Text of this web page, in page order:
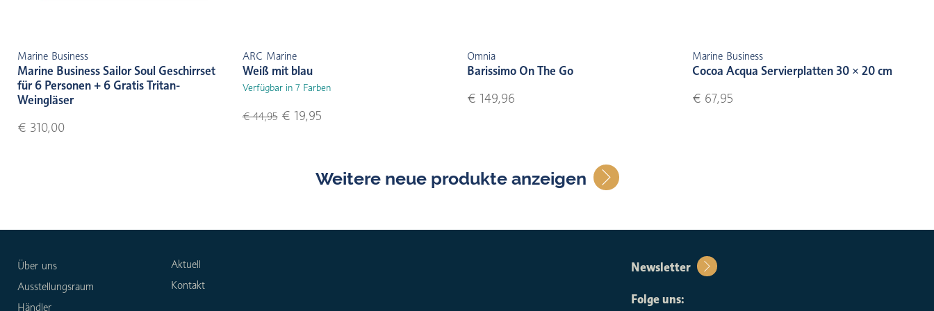
Marine Business
Marine Business Sailor Soul Geschirrset
für 6 Personen + 6 Gratis Tritan-
Weingläser
€ 310,00
ARC Marine
Weiß mit blau
Verfügbar in 7 Farben
€ 44,95€ 19,95
Omnia
Barissimo On The Go
€ 149,96
Marine Business
Cocoa Acqua Servierplatten 30 × 20 cm
€ 67,95
Weitere neue produkte anzeigen
Über uns
Ausstellungsraum
Händler
Aktuell
Kontakt
Newsletter
Folge uns: